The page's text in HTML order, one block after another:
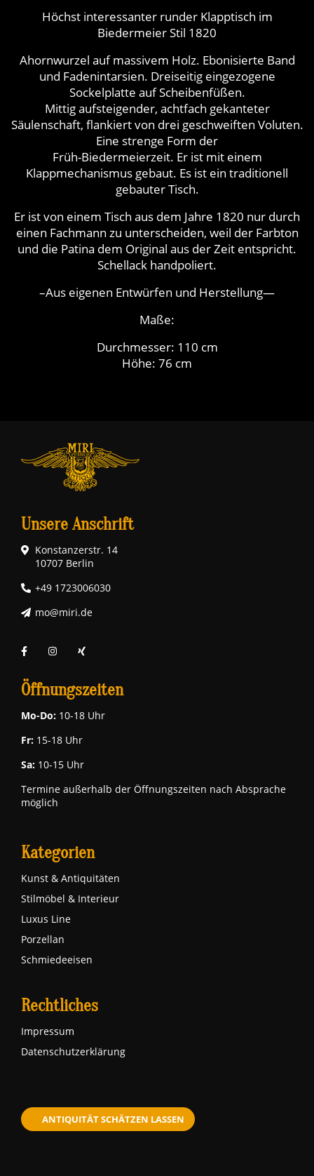
Höchst interessanter runder Klapptisch im
Biedermeier Stil 1820
Ahornwurzel auf massivem Holz. Ebonisierte Band
und Fadenintarsien. Dreiseitig eingezogene
Sockelplatte auf Scheibenfüßen.
Mittig aufsteigender, achtfach gekanteter
Säulenschaft, flankiert von drei geschweiften Voluten.
Eine strenge Form der
Früh-Biedermeierzeit. Er ist mit einem
Klappmechanismus gebaut. Es ist ein traditionell
gebauter Tisch.
Er ist von einem Tisch aus dem Jahre 1820 nur durch
einen Fachmann zu unterscheiden, weil der Farbton
und die Patina dem Original aus der Zeit entspricht.
Schellack handpoliert.
–Aus eigenen Entwürfen und Herstellung—
Maße:
Durchmesser: 110 cm
Höhe: 76 cm
Unsere Anschrift
Konstanzerstr. 14
10707 Berlin
+49 1723006030
mo@miri.de
Öffnungszeiten
Mo-Do: 10-18 Uhr
Fr: 15-18 Uhr
Sa: 10-15 Uhr
Termine außerhalb der Öffnungszeiten nach Absprache
möglich
Kategorien
Kunst & Antiquitäten
Stilmöbel & Interieur
Luxus Line
Porzellan
Schmiedeeisen
Rechtliches
Impressum
Datenschutzerklärung
ANTIQUITÄT SCHÄTZEN LASSEN